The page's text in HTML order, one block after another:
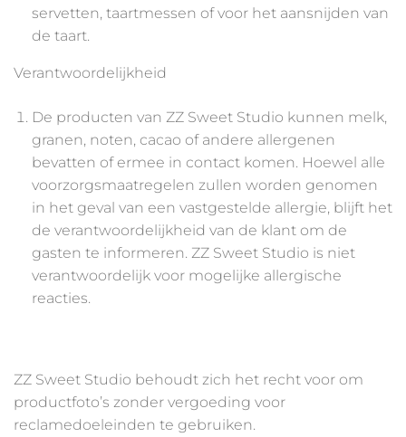
servetten, taartmessen of voor het aansnijden van
de taart.
Verantwoordelijkheid
De producten van ZZ Sweet Studio kunnen melk,
granen, noten, cacao of andere allergenen
bevatten of ermee in contact komen. Hoewel alle
voorzorgsmaatregelen zullen worden genomen
in het geval van een vastgestelde allergie, blijft het
de verantwoordelijkheid van de klant om de
gasten te informeren. ZZ Sweet Studio is niet
verantwoordelijk voor mogelijke allergische
reacties.
ZZ Sweet Studio behoudt zich het recht voor om
productfoto’s zonder vergoeding voor
reclamedoeleinden te gebruiken.